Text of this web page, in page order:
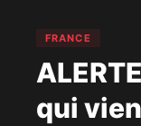
FRANCE
qui